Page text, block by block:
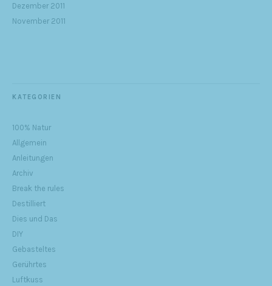
Dezember 2011
November 2011
KATEGORIEN
100% Natur
Allgemein
Anleitungen
Archiv
Break the rules
Destilliert
Dies und Das
DIY
Gebasteltes
Gerührtes
Luftkuss